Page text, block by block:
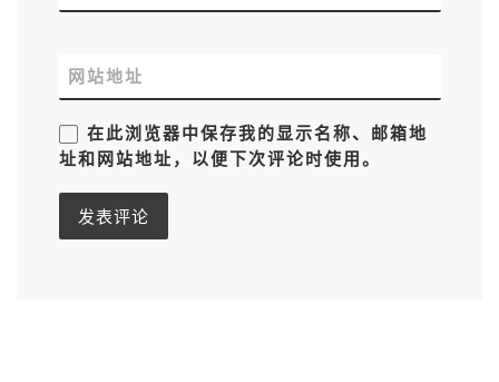
网站地址
在此浏览器中保存我的显示名称、邮箱地
址和网站地址，以便下次评论时使用。